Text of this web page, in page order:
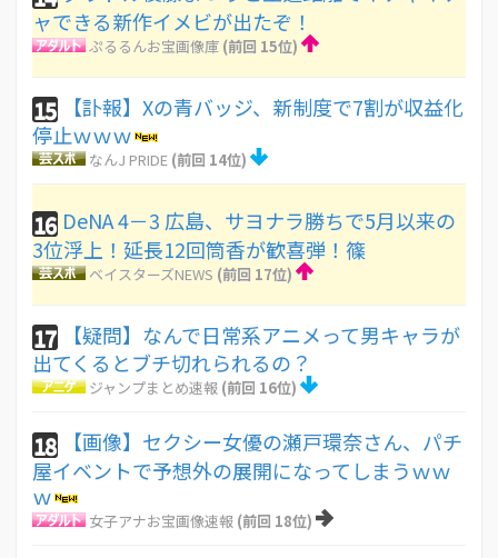
ャできる新作イメビが出たぞ！
ぷるるんお宝画像庫 (前回 15位)
15
【訃報】Xの青バッジ、新制度で7割が収益化
停止ｗｗｗ
なんJ PRIDE (前回 14位)
16 DeNA 4－3 広島、サヨナラ勝ちで5月以来の
3位浮上！延長12回筒香が歓喜弾！篠
ベイスターズNEWS (前回 17位)
17
【疑問】なんで日常系アニメって男キャラが
出てくるとブチ切れられるの？
ジャンプまとめ速報 (前回 16位)
18
【画像】セクシー女優の瀬戸環奈さん、パチ
屋イベントで予想外の展開になってしまうｗｗ
ｗ
女子アナお宝画像速報 (前回 18位)